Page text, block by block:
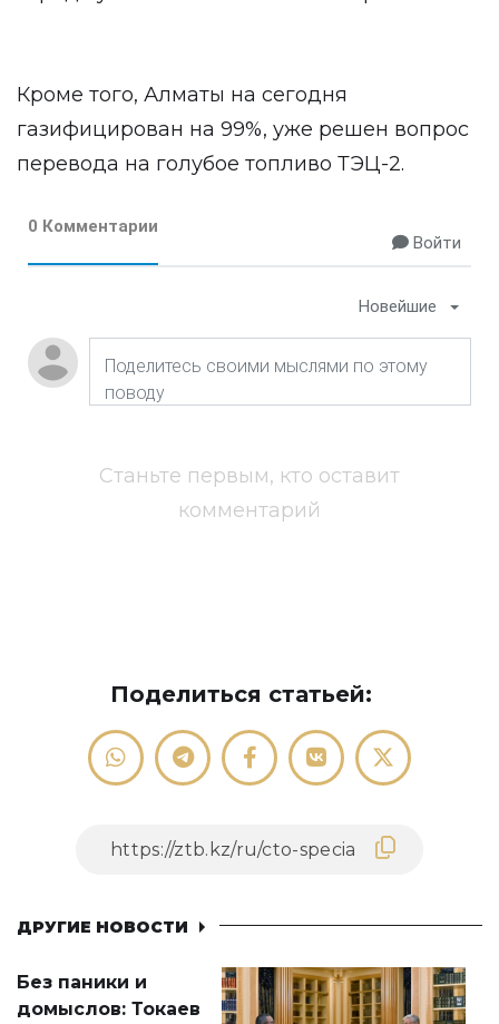
Кроме того, Алматы на сегодня
газифицирован на 99%, уже решен вопрос
перевода на голубое топливо ТЭЦ-2.
0 Комментарии
Войти
Новейшие
Станьте первым, кто оставит
комментарий
Поделиться статьей:
ДРУГИЕ НОВОСТИ
Без паники и
домыслов: Токаев